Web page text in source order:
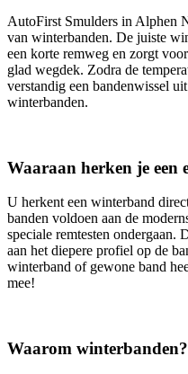
AutoFirst Smulders in Alphen
van winterbanden. De juiste
een korte remweg en zorgt
glad wegdek. Zodra de
verstandig een bandenwissel
winterbanden.
Waaraan herken je een
U herkent een winterband
banden voldoen aan de
speciale remtesten ondergaan.
aan het diepere profiel op de
winterband of gewone band
mee!
Waarom winterbanden?